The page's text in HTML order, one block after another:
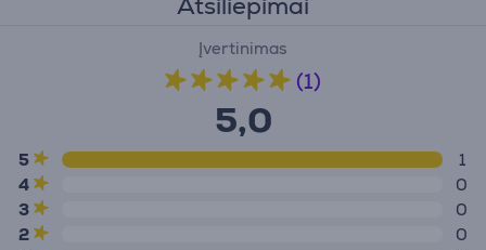
Įvertinimas
(1)
5,0
5
1
4
0
3
0
2
0